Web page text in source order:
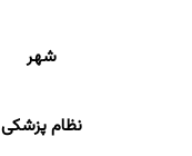
شهر
نظام پزشکی